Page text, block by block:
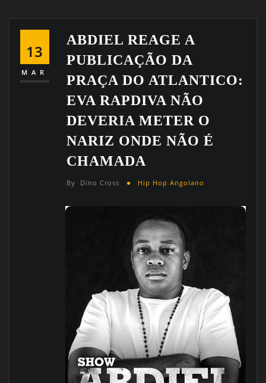
13
MAR
ABDIEL REAGE A
PUBLICAÇÃO DA
PRAÇA DO ATLANTICO:
EVA RAPDIVA NÃO
DEVERIA METER O
NARIZ ONDE NÃO É
CHAMADA
By Dino Cross Hip Hop Angolano